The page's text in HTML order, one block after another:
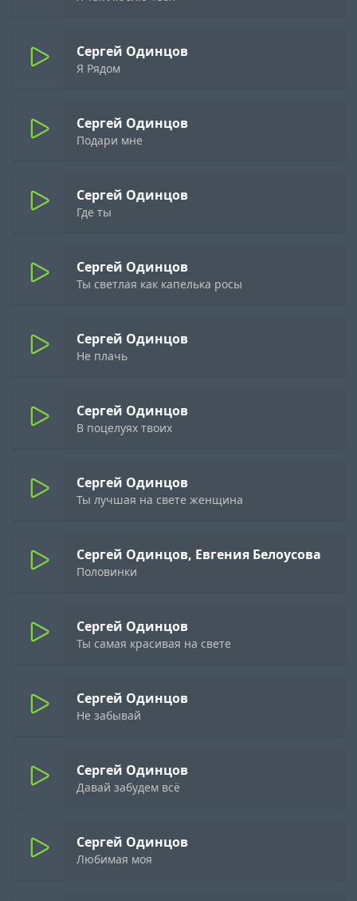
Сергей Одинцов
Я Рядом
Сергей Одинцов
Подари мне
Сергей Одинцов
Где ты
Сергей Одинцов
Ты светлая как капелька росы
Сергей Одинцов
Не плачь
Сергей Одинцов
В поцелуях твоих
Сергей Одинцов
Ты лучшая на свете женщина
Сергей Одинцов, Евгения Белоусова
Половинки
Сергей Одинцов
Ты самая красивая на свете
Сергей Одинцов
Не забывай
Сергей Одинцов
Давай забудем всё
Сергей Одинцов
Любимая моя